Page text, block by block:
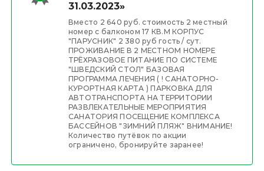
31.03.2023»
Вместо 2 640 руб. стоимость 2 местный
номер с балконом 17 КВ.М КОРПУС
"ПАРУСНИК" 2 380 руб гость / сут.
ПРОЖИВАНИЕ В 2 МЕСТНОМ НОМЕРЕ
ТРЁХРАЗОВОЕ ПИТАНИЕ ПО СИСТЕМЕ
"ШВЕДСКИЙ СТОЛ" БАЗОВАЯ
ПРОГРАММА ЛЕЧЕНИЯ ( ! САНАТОРНО-
КУРОРТНАЯ КАРТА ) ПАРКОВКА ДЛЯ
АВТОТРАНСПОРТА НА ТЕРРИТОРИИ
РАЗВЛЕКАТЕЛЬНЫЕ МЕРОПРИЯТИЯ
САНАТОРИЯ ПОСЕЩЕНИЕ КОМПЛЕКСА
БАССЕЙНОВ "ЗИМНИЙ ПЛЯЖ" ВНИМАНИЕ!
Количество путёвок по акции
ограничено, бронируйте заранее!